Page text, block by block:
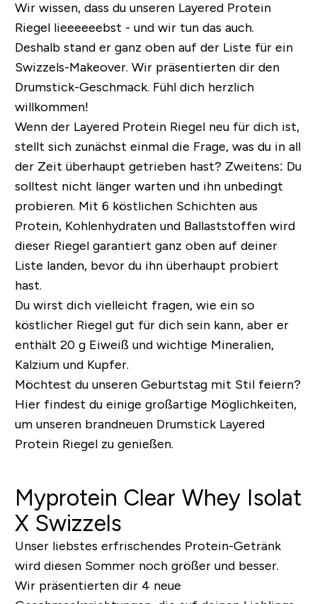
Wir wissen, dass du unseren Layered Protein
Riegel lieeeeeebst - und wir tun das auch.
Deshalb stand er ganz oben auf der Liste für ein
Swizzels-Makeover. Wir präsentierten dir den
Drumstick-Geschmack. Fühl dich herzlich
willkommen!
Wenn der Layered Protein Riegel neu für dich ist,
stellt sich zunächst einmal die Frage, was du in all
der Zeit überhaupt getrieben hast? Zweitens: Du
solltest nicht länger warten und ihn unbedingt
probieren. Mit 6 köstlichen Schichten aus
Protein, Kohlenhydraten und Ballaststoffen wird
dieser Riegel garantiert ganz oben auf deiner
Liste landen, bevor du ihn überhaupt probiert
hast.
Du wirst dich vielleicht fragen, wie ein so
köstlicher Riegel gut für dich sein kann, aber er
enthält 20 g Eiweiß und wichtige Mineralien,
Kalzium und Kupfer.
Möchtest du unseren Geburtstag mit Stil feiern?
Hier findest du einige großartige Möglichkeiten,
um unseren brandneuen Drumstick Layered
Protein Riegel zu genießen.
Myprotein Clear Whey Isolat
X Swizzels
Unser liebstes erfrischendes Protein-Getränk
wird diesen Sommer noch größer und besser.
Wir präsentierten dir 4 neue